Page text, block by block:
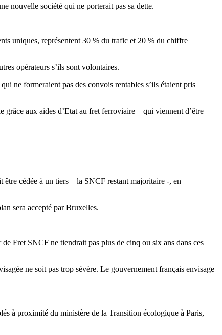
nouvelle société qui ne porterait pas sa dette.
uniques, représentent 30 % du trafic et 20 % du chiffre
opérateurs s’ils sont volontaires.
ne formeraient pas des convois rentables s’ils étaient pris
aux aides d’Etat au fret ferroviaire – qui viennent d’être
cédée à un tiers – la SNCF restant majoritaire -, en
sera accepté par Bruxelles.
Fret SNCF ne tiendrait pas plus de cinq ou six ans dans ces
ne soit pas trop sévère. Le gouvernement français envisage
à proximité du ministère de la Transition écologique à Paris,